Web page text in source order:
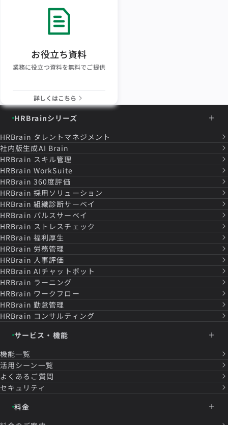
お役立ち資料
業務に役立つ資料を無料でご提供
詳しくはこちら
HRBrainシリーズ
HRBrain タレントマネジメント
社内版生成AI Brain
HRBrain スキル管理
HRBrain WorkSuite
HRBrain 360度評価
HRBrain 採用ソリューション
HRBrain 組織診断サーベイ
HRBrain パルスサーベイ
HRBrain ストレスチェック
HRBrain 福利厚生
HRBrain 労務管理
HRBrain 人事評価
HRBrain AIチャットボット
HRBrain ラーニング
HRBrain ワークフロー
HRBrain 勤怠管理
HRBrain コンサルティング
サービス・機能
機能一覧
活用シーン一覧
よくあるご質問
セキュリティ
料金